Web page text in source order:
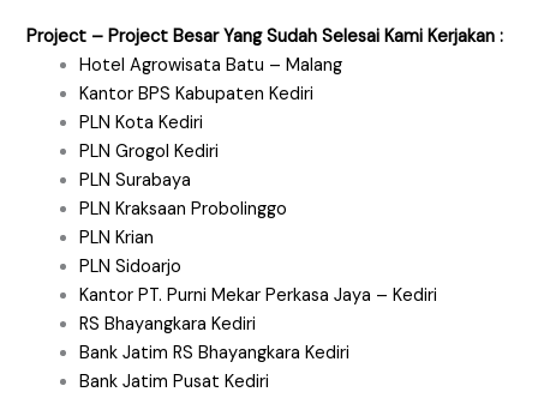
Project – Project Besar Yang Sudah Selesai Kami Kerjakan :
Hotel Agrowisata Batu – Malang
Kantor BPS Kabupaten Kediri
PLN Kota Kediri
PLN Grogol Kediri
PLN Surabaya
PLN Kraksaan Probolinggo
PLN Krian
PLN Sidoarjo
Kantor PT. Purni Mekar Perkasa Jaya – Kediri
RS Bhayangkara Kediri
Bank Jatim RS Bhayangkara Kediri
Bank Jatim Pusat Kediri